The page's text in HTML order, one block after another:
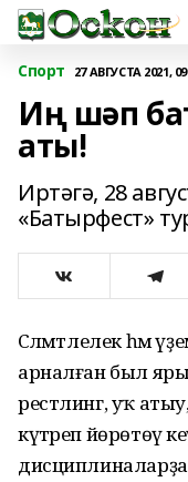
Спорт 27 АВГУСТА 2021,
Иң шәп
аты!
Иртәгә, 28
«Батырфест»
Сәләмәтлелек һәм
арналған был
рестлинг, уҡ
күтәреп йөрөтөү